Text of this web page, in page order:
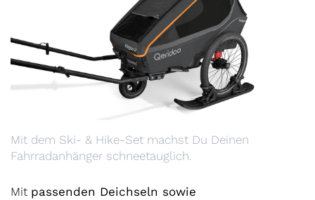
Mit dem Ski- & Hike-Set machst Du Deinen
Fahrradanhänger schneetauglich.
Mit passenden Deichseln sowie